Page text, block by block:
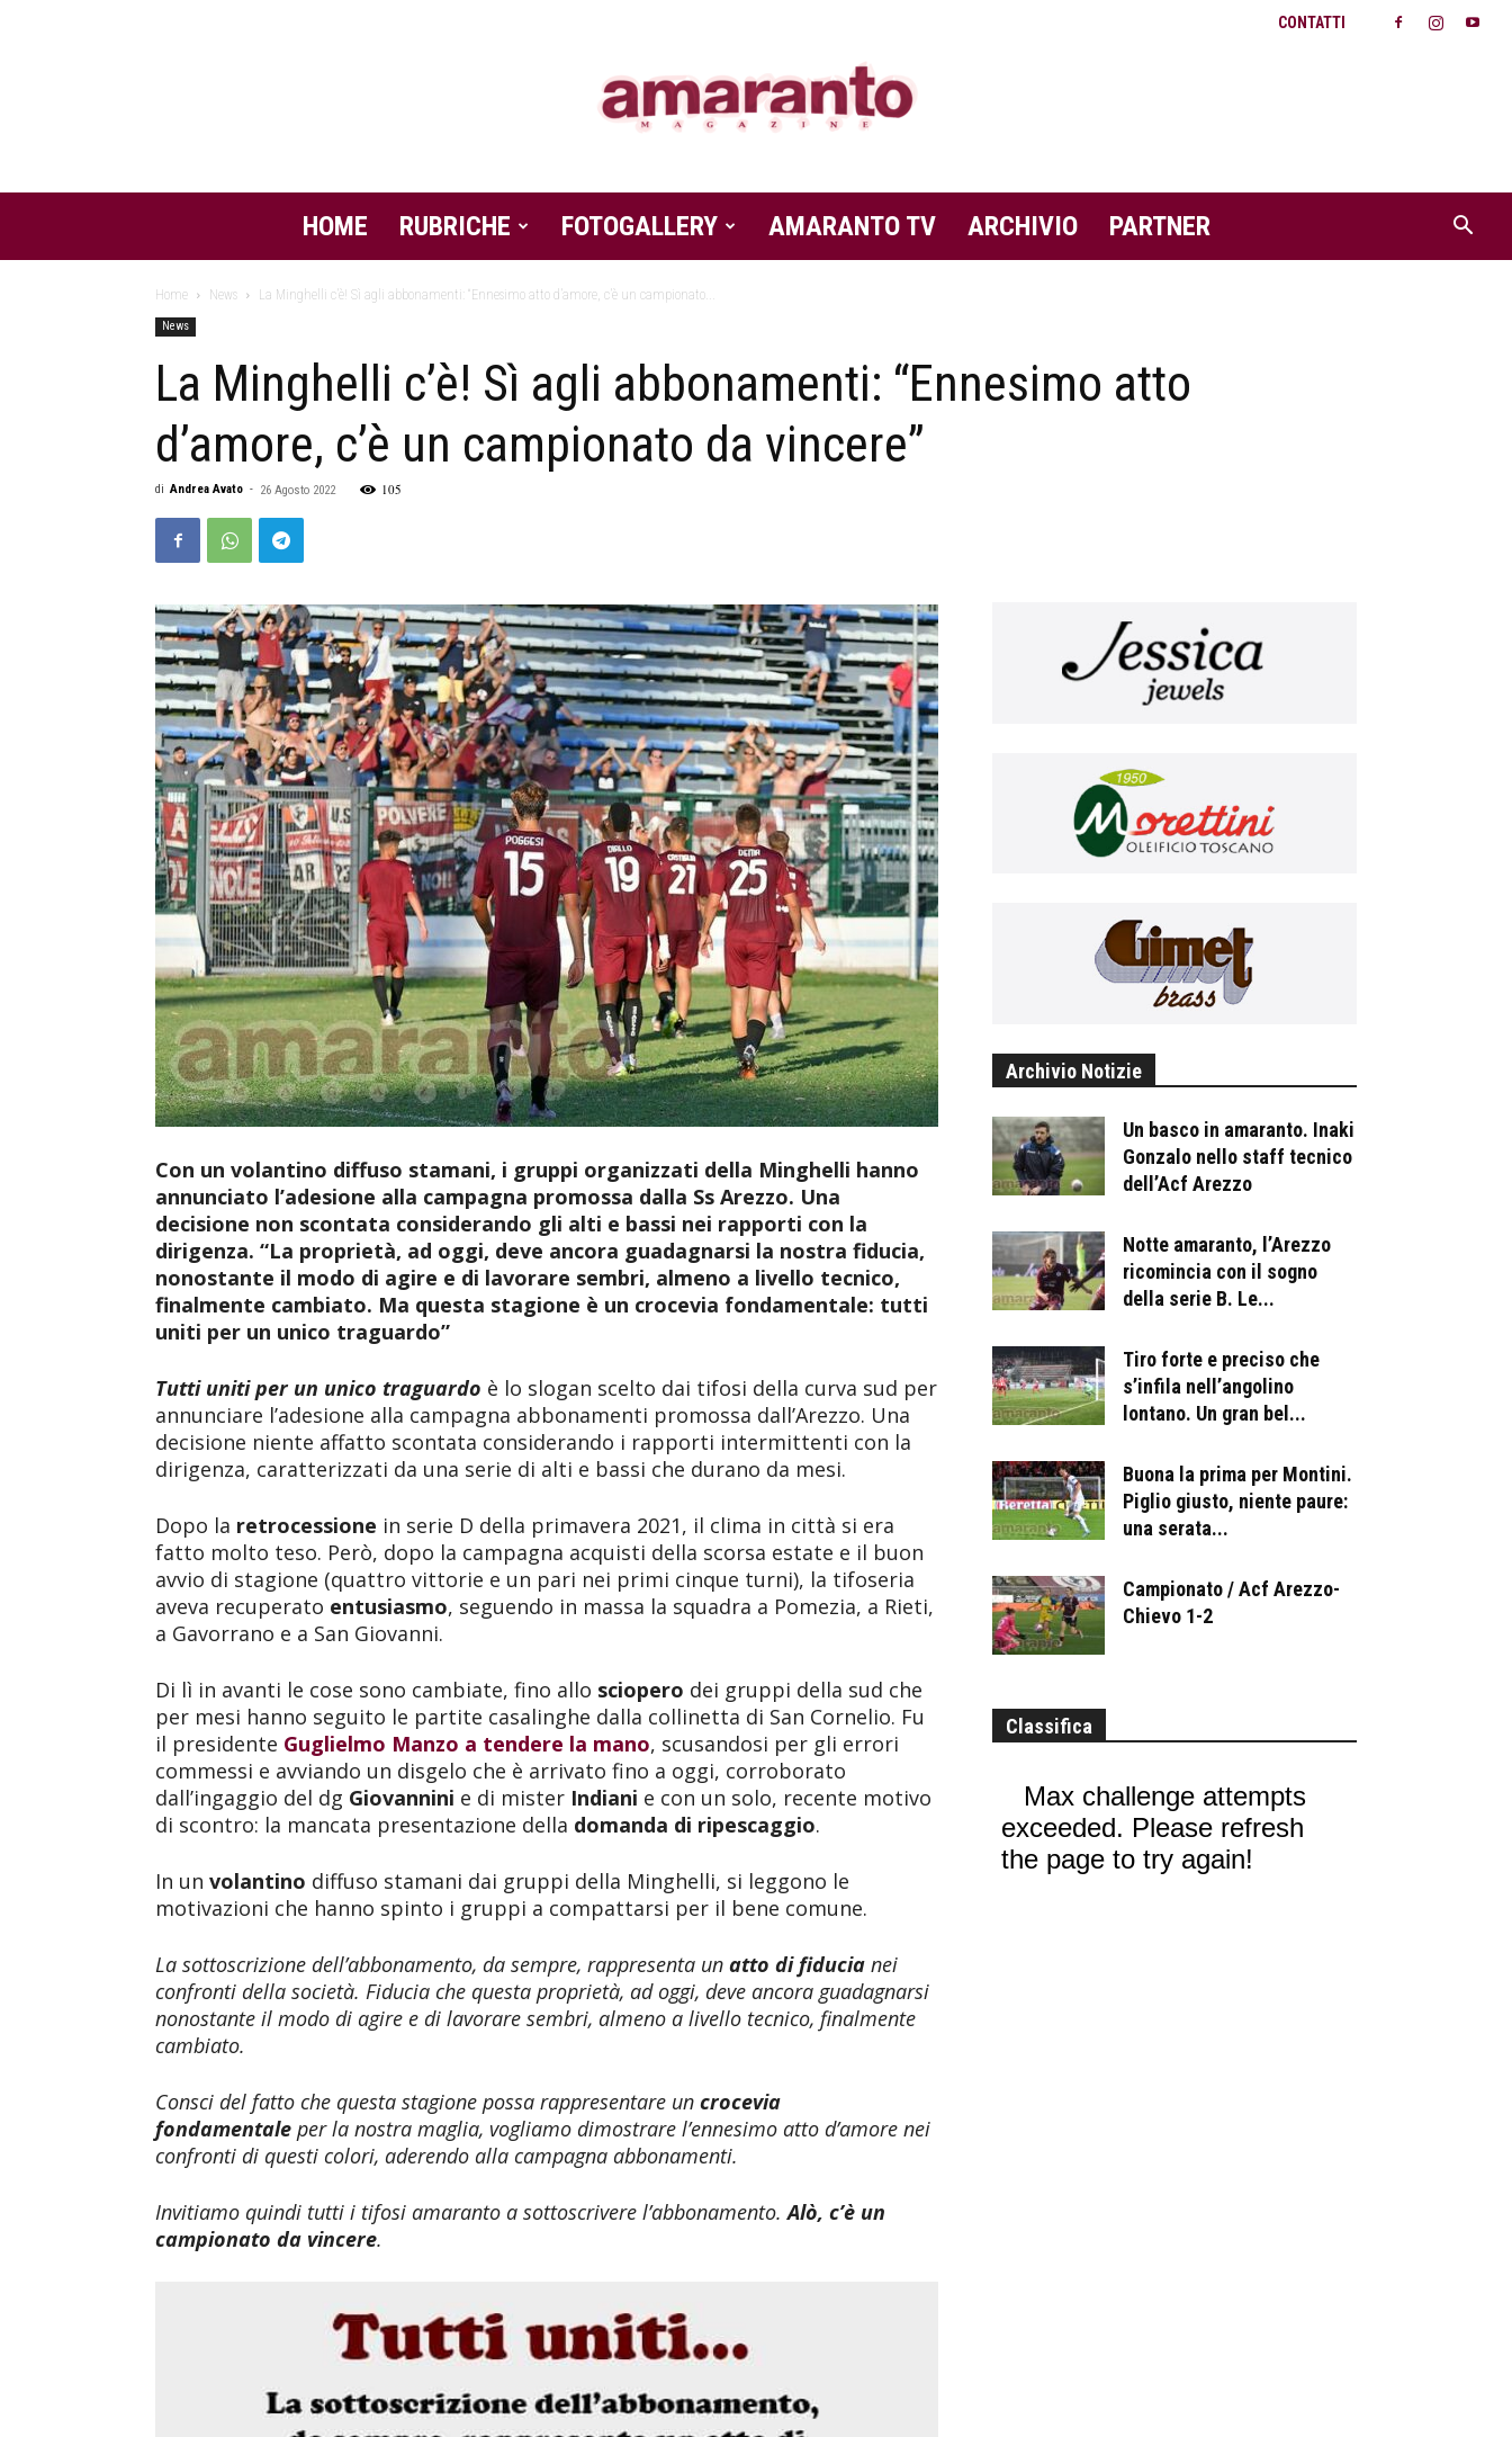
CONTATTI
Amaranto
Magazine
HOME RUBRICHE FOTOGALLERY AMARANTO TV ARCHIVIO PARTNER
Home News La Minghelli c’è! Sì agli abbonamenti: “Ennesimo atto d’amore, c’è un campionato...
News
La Minghelli c’è! Sì agli abbonamenti: “Ennesimo atto
d’amore, c’è un campionato da vincere”
di Andrea Avato - 26 Agosto 2022 105
Con un volantino diffuso stamani, i gruppi organizzati della Minghelli hanno
annunciato l’adesione alla campagna promossa dalla Ss Arezzo. Una
decisione non scontata considerando gli alti e bassi nei rapporti con la
dirigenza. “La proprietà, ad oggi, deve ancora guadagnarsi la nostra fiducia,
nonostante il modo di agire e di lavorare sembri, almeno a livello tecnico,
finalmente cambiato. Ma questa stagione è un crocevia fondamentale: tutti
uniti per un unico traguardo”
Tutti uniti per un unico traguardo è lo slogan scelto dai tifosi della curva sud per
annunciare l’adesione alla campagna abbonamenti promossa dall’Arezzo. Una
decisione niente affatto scontata considerando i rapporti intermittenti con la
dirigenza, caratterizzati da una serie di alti e bassi che durano da mesi.
Dopo la retrocessione in serie D della primavera 2021, il clima in città si era
fatto molto teso. Però, dopo la campagna acquisti della scorsa estate e il buon
avvio di stagione (quattro vittorie e un pari nei primi cinque turni), la tifoseria
aveva recuperato entusiasmo, seguendo in massa la squadra a Pomezia, a Rieti,
a Gavorrano e a San Giovanni.
Di lì in avanti le cose sono cambiate, fino allo sciopero dei gruppi della sud che
per mesi hanno seguito le partite casalinghe dalla collinetta di San Cornelio. Fu
il presidente Guglielmo Manzo a tendere la mano, scusandosi per gli errori
commessi e avviando un disgelo che è arrivato fino a oggi, corroborato
dall’ingaggio del dg Giovannini e di mister Indiani e con un solo, recente motivo
di scontro: la mancata presentazione della domanda di ripescaggio.
In un volantino diffuso stamani dai gruppi della Minghelli, si leggono le
motivazioni che hanno spinto i gruppi a compattarsi per il bene comune.
La sottoscrizione dell’abbonamento, da sempre, rappresenta un atto di fiducia nei
confronti della società. Fiducia che questa proprietà, ad oggi, deve ancora guadagnarsi
nonostante il modo di agire e di lavorare sembri, almeno a livello tecnico, finalmente
cambiato.
Consci del fatto che questa stagione possa rappresentare un crocevia
fondamentale per la nostra maglia, vogliamo dimostrare l’ennesimo atto d’amore nei
confronti di questi colori, aderendo alla campagna abbonamenti.
Invitiamo quindi tutti i tifosi amaranto a sottoscrivere l’abbonamento.Alò, c’è un
campionato da vincere.
Archivio Notizie
Un basco in amaranto. Inaki
Gonzalo nello staff tecnico
dell’Acf Arezzo
Notte amaranto, l’Arezzo
ricomincia con il sogno
della serie B. Le...
Tiro forte e preciso che
s’infila nell’angolino
lontano. Un gran bel...
Buona la prima per Montini.
Piglio giusto, niente paure:
una serata...
Campionato / Acf Arezzo-
Chievo 1-2
Classifica